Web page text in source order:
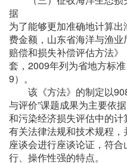
据
为了能够更加准确地计算
费金额，山东省海洋与渔
赔偿和损失补偿评估方法
套，2009年列为省地方标
9）。
该《方法》的制定以
与评价”课题成果为主要依
和污染经济损失评估中的
有关法律法规和技术规程
座谈会进行座谈论证，符
行、操作性强的特点。